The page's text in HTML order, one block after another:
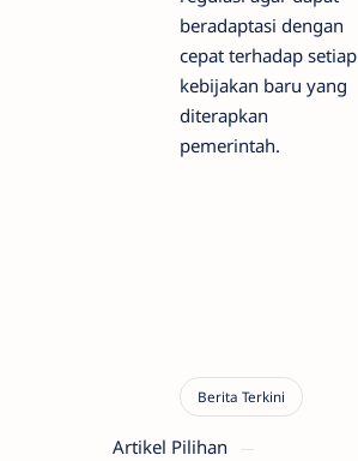
beradaptasi dengan
cepat terhadap setiap
kebijakan baru yang
diterapkan
pemerintah.
Artikel Pilihan